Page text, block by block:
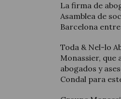
La firma de
Asamblea de
Barcelona entre
Toda & Nel-lo
Monassier, que
abogados y
Condal para